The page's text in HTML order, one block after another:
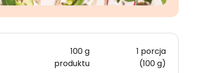
100 g
produktu
1 porcja
(100 g)